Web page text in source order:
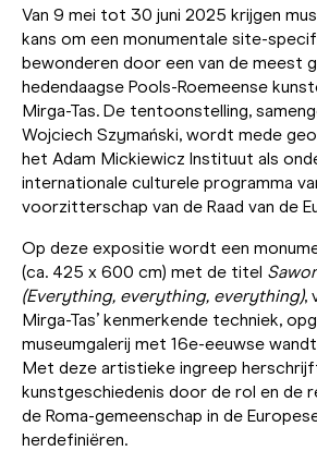
Van 9 mei tot 30 juni 2025 krijgen
kans om een monumentale site-
bewonderen door een van de meest
hedendaagse Pools-Roemeense
Mirga-Tas. De tentoonstelling,
Wojciech Szymański, wordt mede
het Adam Mickiewicz Instituut als
internationale culturele programma
voorzitterschap van de Raad van de
Op deze expositie wordt een
(ca. 425 x 600 cm) met de titel
(Everything, everything, everything),
Mirga-Tas’ kenmerkende techniek,
museumgalerij met 16e-eeuwse
Met deze artistieke ingreep
kunstgeschiedenis door de rol en de
de Roma-gemeenschap in de
herdefiniëren.